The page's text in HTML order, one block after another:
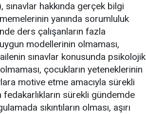
hakkında gerçek bilgi
yanında sorumluluk
ders çalışanların fazla
modellerinin olmaması,
sınavlar konusunda psikolojik
çocukların yeteneklerinin
motive etme amacıyla sürekli
sürekli gündemde
sıkıntıların olması, aşırı